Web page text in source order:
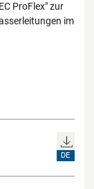
ProFlex" zur
im
DE